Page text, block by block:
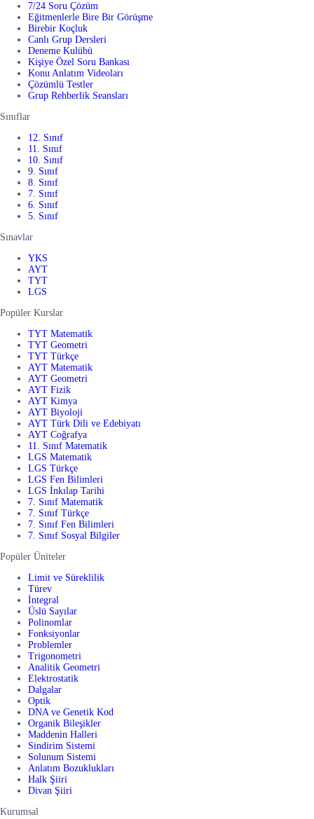
7/24 Soru Çözüm
Eğitmenlerle Bire Bir Görüşme
Birebir Koçluk
Canlı Grup Dersleri
Deneme Kulübü
Kişiye Özel Soru Bankası
Konu Anlatım Videoları
Çözümlü Testler
Grup Rehberlik Seansları
Sınıflar
12. Sınıf
11. Sınıf
10. Sınıf
9. Sınıf
8. Sınıf
7. Sınıf
6. Sınıf
5. Sınıf
Sınavlar
YKS
AYT
TYT
LGS
Popüler Kurslar
TYT Matematik
TYT Geometri
TYT Türkçe
AYT Matematik
AYT Geometri
AYT Fizik
AYT Kimya
AYT Biyoloji
AYT Türk Dili ve Edebiyatı
AYT Coğrafya
11. Sınıf Matematik
LGS Matematik
LGS Türkçe
LGS Fen Bilimleri
LGS İnkılap Tarihi
7. Sınıf Matematik
7. Sınıf Türkçe
7. Sınıf Fen Bilimleri
7. Sınıf Sosyal Bilgiler
Popüler Üniteler
Limit ve Süreklilik
Türev
İntegral
Üslü Sayılar
Polinomlar
Fonksiyonlar
Problemler
Trigonometri
Analitik Geometri
Elektrostatik
Dalgalar
Optik
DNA ve Genetik Kod
Organik Bileşikler
Maddenin Halleri
Sindirim Sistemi
Solunum Sistemi
Anlatım Bozuklukları
Halk Şiiri
Divan Şiiri
Kurumsal